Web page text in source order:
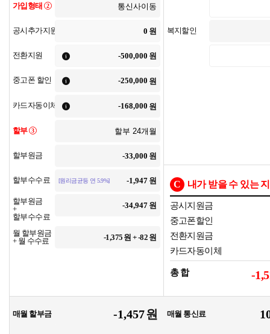
가입형태 2
공시추가지원 원
전환지원 원
중고폰 할인 원
카드자동이체 원
할부 3
할부원금 원
할부수수료 [원리금균등 연 5.9%] 원
할부원금
+
할부수수료
원
월 할부원금
+ 월 수수료
-1,375 원 +-82 원
복지할인
C 내가 받을 수 있는
공시지원금
중고폰할인
전환지원금
카드자동이체
총 합 -
매월 할부금 원 매월 통신료